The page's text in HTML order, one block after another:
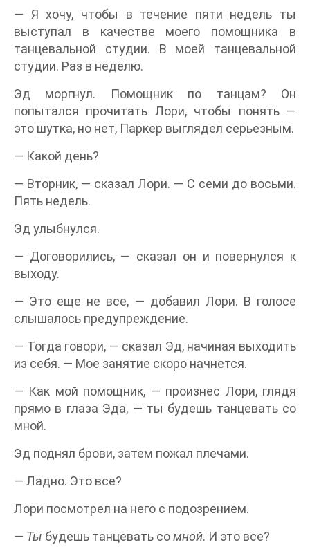
— Я хочу, чтобы в течение пяти недель ты
выступал в качестве моего помощника в
танцевальной студии. В моей танцевальной
студии. Раз в неделю.
Эд моргнул. Помощник по танцам? Он
попытался прочитать Лори, чтобы понять —
это шутка, но нет, Паркер выглядел серьезным.
— Какой день?
— Вторник, — сказал Лори. — С семи до восьми.
Пять недель.
Эд улыбнулся.
— Договорились, — сказал он и повернулся к
выходу.
— Это еще не все, — добавил Лори. В голосе
слышалось предупреждение.
— Тогда говори, — сказал Эд, начиная выходить
из себя. — Мое занятие скоро начнется.
— Как мой помощник, — произнес Лори, глядя
прямо в глаза Эда, — ты будешь танцевать со
мной.
Эд поднял брови, затем пожал плечами.
— Ладно. Это все?
Лори посмотрел на него с подозрением.
— Ты будешь танцевать сомной. И это все?